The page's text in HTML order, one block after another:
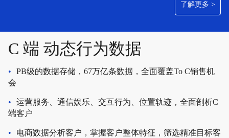
了解更多 >
C 端 动态行为数据
•
PB级的数据存储，67万亿条数据，全面覆盖To C销售机
会
•
运营服务、通信娱乐、交互行为、位置轨迹，全面剖析C
端客户
•
电商数据分析客户，掌握客户整体特征，筛选精准目标客